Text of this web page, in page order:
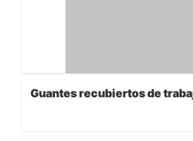
Guantes recubiertos de